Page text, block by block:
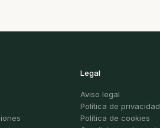
Legal
Aviso legal
Política de privacidad
Política de cookies